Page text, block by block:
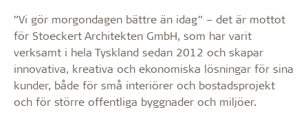
”Vi gör morgondagen bättre än idag” – det är mottot
för Stoeckert Architekten GmbH, som har varit
verksamt i hela Tyskland sedan 2012 och skapar
innovativa, kreativa och ekonomiska lösningar för sina
kunder, både för små interiörer och bostadsprojekt
och för större offentliga byggnader och miljöer.